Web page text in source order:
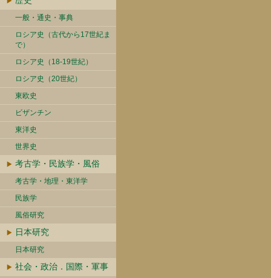
一般・通史・事典
ロシア史（古代から17世紀ま
で）
ロシア史（18-19世紀）
ロシア史（20世紀）
東欧史
ビザンチン
東洋史
世界史
考古学・民族学・風俗
考古学・地理・東洋学
民族学
風俗研究
日本研究
日本研究
社会・政治．国際・軍事